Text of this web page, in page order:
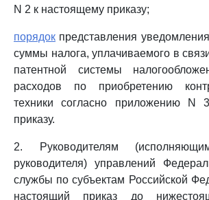
N 2 к настоящему приказу;
порядок представления
суммы налога, уплачиваемого в
патентной системы
расходов по приобретению
техники согласно приложению N
приказу.
2. Руководителям
руководителя) управлений
службы по субъектам Российской
настоящий приказ до